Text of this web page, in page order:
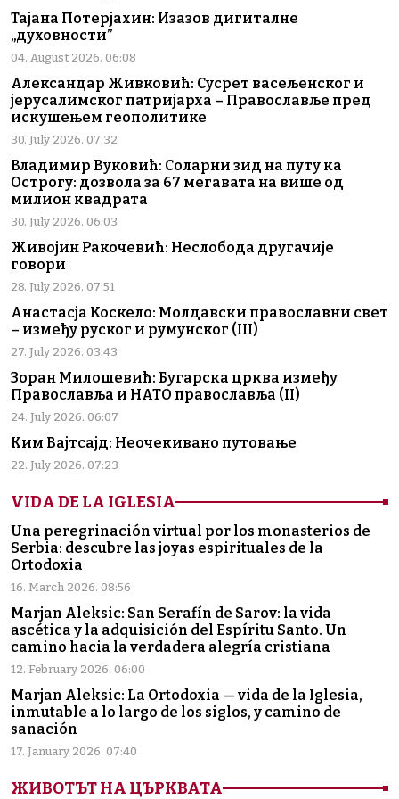
Тајана Потерјахин: Изазов дигиталне
„духовности”
04. August 2026. 06:08
Александар Живковић: Сусрет васељенског и
јерусалимског патријарха – Православље пред
искушењем геополитике
30. July 2026. 07:32
Владимир Вуковић: Соларни зид на путу ка
Острогу: дозвола за 67 мегавата на више од
милион квадрата
30. July 2026. 06:03
Живојин Ракочевић: Неслобода другачије
говори
28. July 2026. 07:51
Анастасја Коскело: Молдавски православни свет
– између руског и румунског (III)
27. July 2026. 03:43
Зоран Милошевић: Бугарска црква између
Православља и НАТО православља (II)
24. July 2026. 06:07
Ким Вајтсајд: Неочекивано путовање
22. July 2026. 07:23
VIDA DE LA IGLESIA
Una peregrinación virtual por los monasterios de
Serbia: descubre las joyas espirituales de la
Ortodoxia
16. March 2026. 08:56
Marjan Aleksic: San Serafín de Sarov: la vida
ascética y la adquisición del Espíritu Santo. Un
camino hacia la verdadera alegría cristiana
12. February 2026. 06:00
Marjan Aleksic: La Ortodoxia — vida de la Iglesia,
inmutable a lo largo de los siglos, y camino de
sanación
17. January 2026. 07:40
ЖИВОТЪТ НА ЦЪРКВАТА